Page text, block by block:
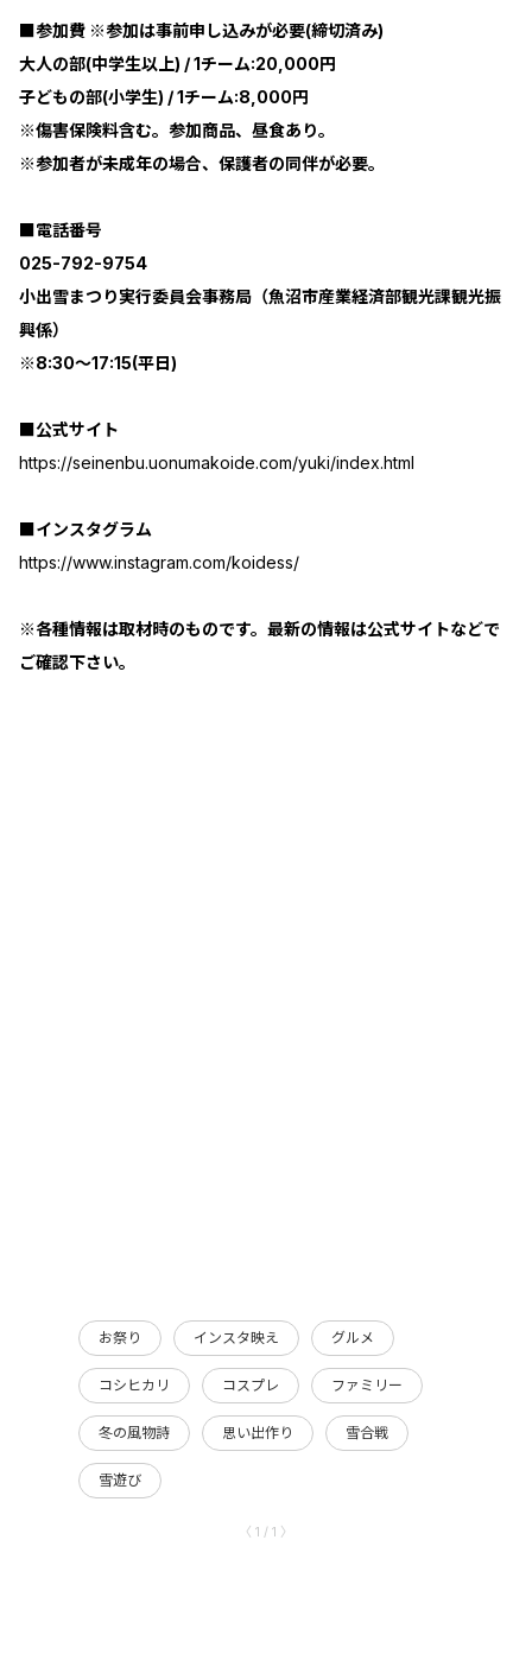
■参加費 ※参加は事前申し込みが必要(締切済み)
大人の部(中学生以上) / 1チーム:20,000円
子どもの部(小学生) / 1チーム:8,000円
※傷害保険料含む。参加商品、昼食あり。
※参加者が未成年の場合、保護者の同伴が必要。
■電話番号
025-792-9754
小出雪まつり実行委員会事務局（魚沼市産業経済部観光課観光振
興係）
※8:30～17:15(平日)
■公式サイト
https://seinenbu.uonumakoide.com/yuki/index.html
■インスタグラム
https://www.instagram.com/koidess/
※各種情報は取材時のものです。最新の情報は公式サイトなどで
ご確認下さい。
お祭り インスタ映え グルメ
コシヒカリ コスプレ ファミリー
冬の風物詩 思い出作り 雪合戦
雪遊び
〈 1 / 1 〉